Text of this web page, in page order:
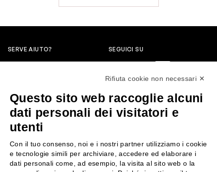
SERVE AIUTO?
servizioclienti@rossiprofumi.it
SEGUICI SU
SERVIZIO CLIENTI
Resi e rimborsi
Pagamenti
Chi siamo
Contattaci
Rifiuta cookie non necessari ✕
Questo sito web raccoglie alcuni
dati personali dei visitatori e
utenti
Con il tuo consenso, noi e i nostri partner utilizziamo i cookie
e tecnologie simili per archiviare, accedere ed elaborare i
dati personali come, ad esempio, la visita al sito web o la